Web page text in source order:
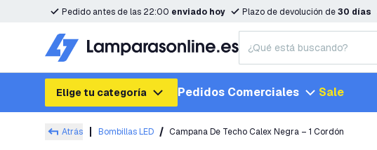
Pedido antes de las 22:00 enviado hoy Plazo de devolución de30 días
Elige tu categoría Pedidos Comerciales Sale
Atrás Bombillas LED Campana De Techo Calex Negra – 1 Cordón